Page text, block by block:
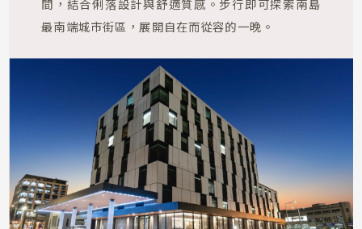
紐西蘭是戶外冒險天堂，上順行程彈性、慢遊，可
依您的需求調整且不影響團體活動。
另可自費參加熱氣球、高空跳傘、噴射快艇、高空
彈跳、天文觀星等活動，請依自身健康狀況安排並
事先查詢內容與正確費用。
南島天氣多變，自費活動需視當日天候而定，建議